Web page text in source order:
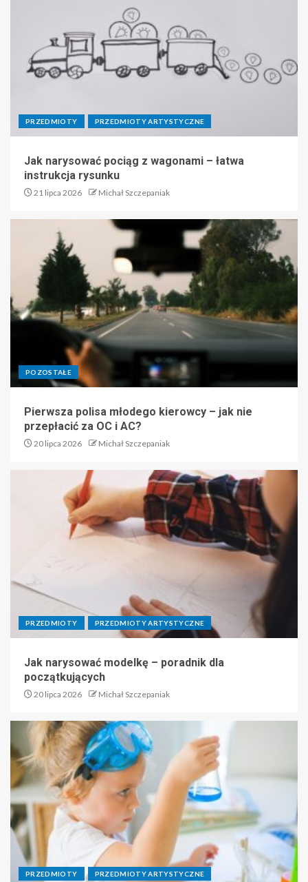
PRZEDMIOTY PRZEDMIOTY ARTYSTYCZNE
Jak narysować pociąg z wagonami – łatwa
instrukcja rysunku
21 lipca 2026 Michał Szczepaniak
POZOSTAŁE
Pierwsza polisa młodego kierowcy – jak nie
przepłacić za OC i AC?
20 lipca 2026 Michał Szczepaniak
PRZEDMIOTY PRZEDMIOTY ARTYSTYCZNE
Jak narysować modelkę – poradnik dla
początkujących
20 lipca 2026 Michał Szczepaniak
PRZEDMIOTY PRZEDMIOTY ARTYSTYCZNE